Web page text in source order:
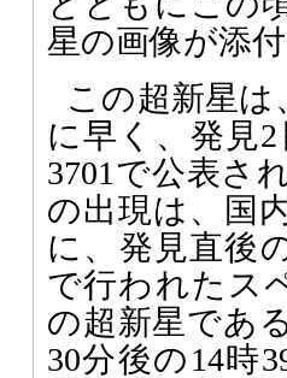
星の画像が添
この超新星
に早く、発見2
3701で公表さ
の出現は、国
に、発見直後
で行われたス
の超新星であ
30分後の14時